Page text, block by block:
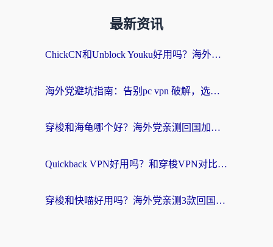
最新资讯
ChickCN和Unblock Youku好用吗？海外党亲测3款回国加速器，附iOS免费选择指南
海外党避坑指南：告别pc vpn 破解，选对回国加速器轻松访问国内资源
穿梭和海龟哪个好？海外党亲测回国加速器，附电脑免费VPN推荐
Quickback VPN好用吗？和穿梭VPN对比哪个回国效果更好？海外党必看的真实测评与选择指南
穿梭和快喵好用吗？海外党亲测3款回国加速器，附日本回国VPN避坑指南